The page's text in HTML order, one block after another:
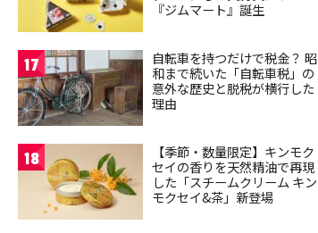
『ジムマート』誕生
17
自転車を持つだけで税金？ 昭
和まで続いた「自転車税」の
意外な歴史と脱税が横行した
理由
18
【季節・数量限定】キンモク
セイの香りを天然精油で再現
した「スチームクリーム キン
モクセイ&茶」新登場